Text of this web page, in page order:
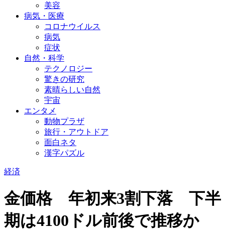
美容
病気・医療
コロナウイルス
病気
症状
自然・科学
テクノロジー
驚きの研究
素晴らしい自然
宇宙
エンタメ
動物プラザ
旅行・アウトドア
面白ネタ
漢字パズル
経済
金価格 年初来3割下落 下半
期は4100ドル前後で推移か